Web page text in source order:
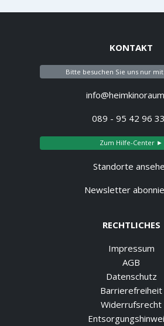
KONTAKT
Bitte besuchen Sie uns nur
089 - 95 42 96
Zum Hilfe-Center ►
Standorte
Newsletter
RECHTLICHES
Impressum
AGB
Datenschutz
Barrierefreiheit
Widerrufsrecht